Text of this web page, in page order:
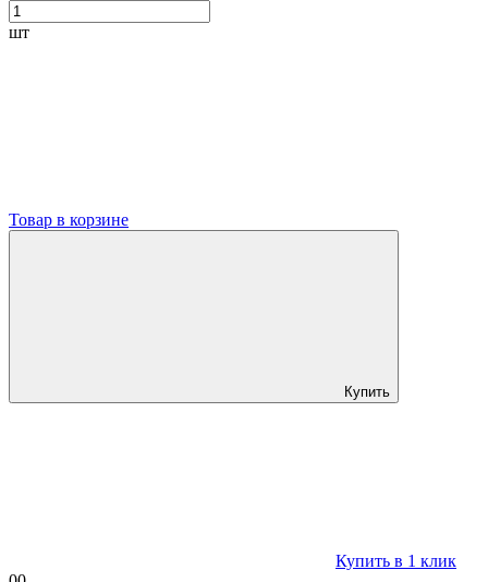
шт
Товар в корзине
Купить
Купить в 1 клик